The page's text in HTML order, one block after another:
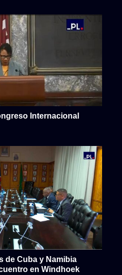
Internacional
de Cuba y Namibia
en Windhoek